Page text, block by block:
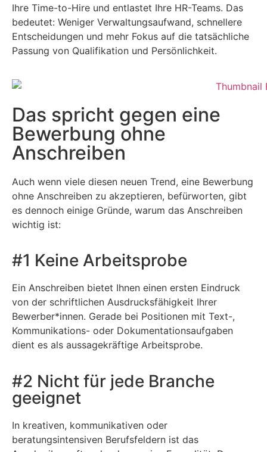
Ihre Time-to-Hire und entlastet Ihre HR-Teams. Das
bedeutet: Weniger Verwaltungsaufwand, schnellere
Entscheidungen und mehr Fokus auf die tatsächliche
Passung von Qualifikation und Persönlichkeit.
Das spricht gegen eine
Bewerbung ohne
Anschreiben
Auch wenn viele diesen neuen Trend, eine Bewerbung
ohne Anschreiben zu akzeptieren, befürworten, gibt
es dennoch einige Gründe, warum das Anschreiben
wichtig ist:
#1 Keine Arbeitsprobe
Ein Anschreiben bietet Ihnen einen ersten Eindruck
von der schriftlichen Ausdrucksfähigkeit Ihrer
Bewerber*innen. Gerade bei Positionen mit Text-,
Kommunikations- oder Dokumentationsaufgaben
dient es als aussagekräftige Arbeitsprobe.
#2 Nicht für jede Branche
geeignet
In kreativen, kommunikativen oder
beratungsintensiven Berufsfeldern ist das